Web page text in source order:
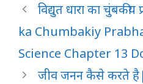
विद्युत धारा का
ka Chumbakiy
Science Chapter 13
जीव जनन कैसे करते